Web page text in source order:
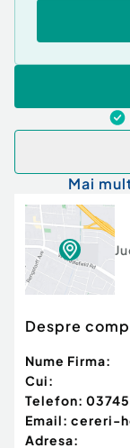
Mai
Despre
Nume Firma:
Cui:
Telefon:
Email: cereri-
Adresa: